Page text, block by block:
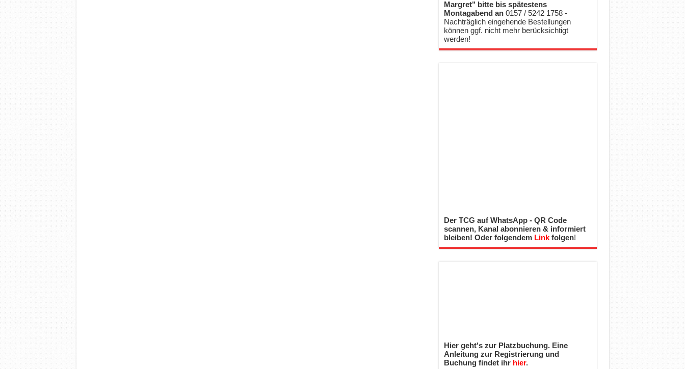
Margret" bitte bis spätestens
Montagabend an 0157 / 5242 1758 -
Nachträglich eingehende Bestellungen
können ggf. nicht mehr berücksichtigt
werden!
Der TCG auf WhatsApp - QR Code
scannen, Kanal abonnieren & informiert
bleiben! Oder folgendem Linkfolgen!
Hier geht's zur Platzbuchung. Eine
Anleitung zur Registrierung und
Buchung findet ihr hier.